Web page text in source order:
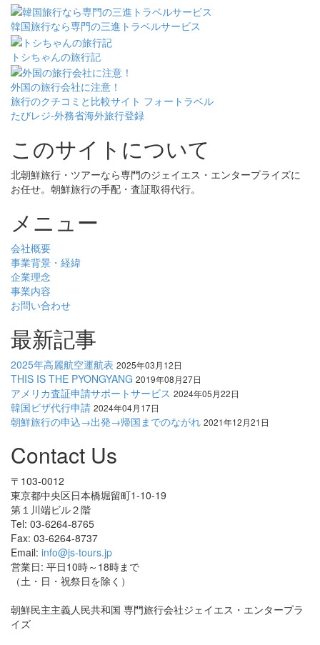
韓国旅行なら専門の三進トラベルサービス
トシちゃんの旅行記
外国の旅行会社に注意！
旅行のクチコミと比較サイト フォートラベル
たびレジ-外務省海外旅行登録
このサイトについて
北朝鮮旅行・ツアーなら専門のジェイエス・エンタープライズに
お任せ。朝鮮旅行の手配・査証取得代行。
メニュー
会社概要
事業背景・経緯
企業理念
事業内容
お問い合わせ
最新記事
2025年高麗航空運航表 2025年03月12日
THIS IS THE PYONGYANG 2019年08月27日
アメリカ査証申請サポートサービス 2024年05月22日
韓国ビザ代行申請 2024年04月17日
朝鮮旅行の申込→出発→帰国までのながれ 2021年12月21日
Contact Us
〒103-0012
東京都中央区日本橋堀留町1-10-19
第１川端ビル２階
Tel: 03-6264-8765
Fax: 03-6264-8737
Email: info@js-tours.jp
営業日: 平日10時～18時まで
（土・日・祝祭日を除く）
朝鮮民主主義人民共和国 専門旅行会社ジェイエス・エンタープラ
イズ